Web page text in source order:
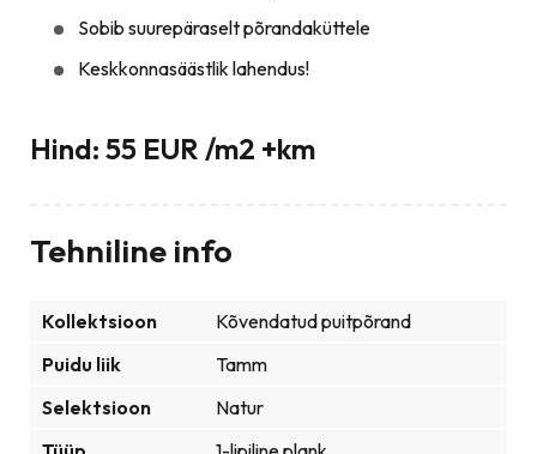
Sobib suurepäraselt põrandaküttele
Keskkonnasäästlik lahendus!
Hind: 55 EUR /m2 +km
Tehniline info
Kollektsioon
Kõvendatud puitpõrand
Puidu liik
Tamm
Selektsioon
Natur